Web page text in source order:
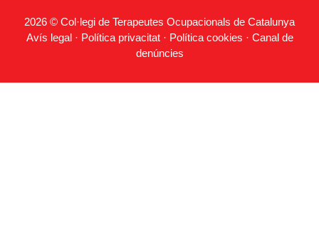
2026 © Col·legi de Terapeutes Ocupacionals de Catalunya
Avís legal· Política privacitat· Política cookies · Canal de
denúncies